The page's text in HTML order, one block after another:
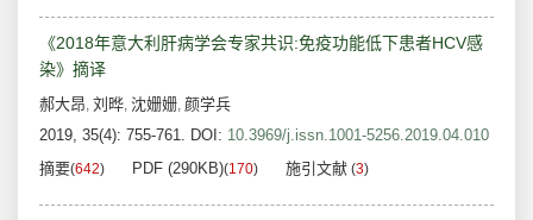
《2018年意大利肝病学会专家共识:免疫功能低下患者HCV感
染》摘译
郝大昂, 刘晔, 沈姗姗, 颜学兵
2019, 35(4): 755-761. DOI: 10.3969/j.issn.1001-5256.2019.04.010
摘要(642) PDF (290KB)(170) 施引文献 (3)